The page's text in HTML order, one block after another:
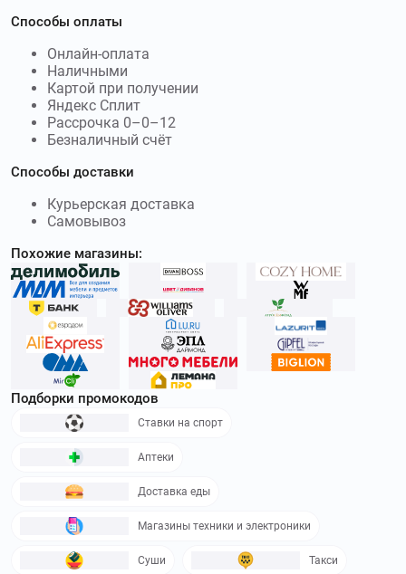
Способы оплаты
Онлайн-оплата
Наличными
Картой при получении
Яндекс Сплит
Рассрочка 0–0–12
Безналичный счёт
Способы доставки
Курьерская доставка
Самовывоз
Похожие магазины:
Подборки промокодов
Ставки на спорт
Аптеки
Доставка еды
Магазины техники и электроники
Суши Такси